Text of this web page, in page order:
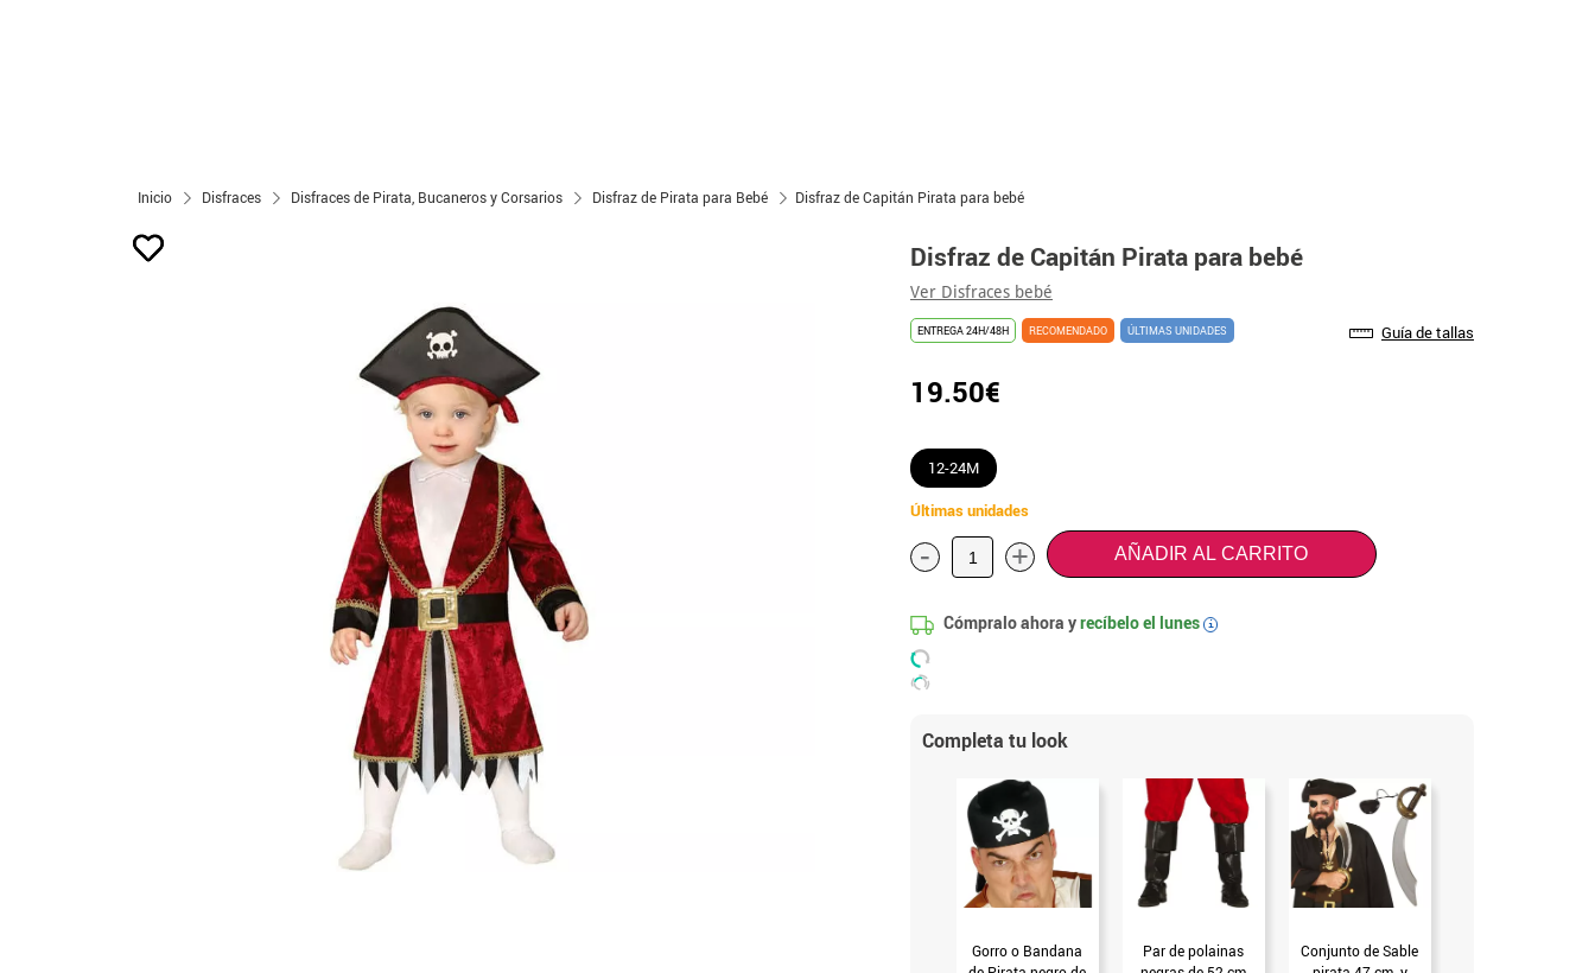
Inicio Disfraces Disfraces de Pirata, Bucaneros y Corsarios Disfraz de Pirata para Bebé Disfraz de Capitán Pirata para bebé
Disfraz de Capitán Pirata para bebé
Ver Disfraces bebé
ENTREGA 24H/48H RECOMENDADO ÚLTIMAS UNIDADES Guía de tallas
19.50€
12-24M
Últimas unidades
- + AÑADIR AL CARRITO
Cómpralo ahora yrecíbelo el lunes i
Completa tu look
Gorro o Bandana
Par de polainas
Conjunto de Sable